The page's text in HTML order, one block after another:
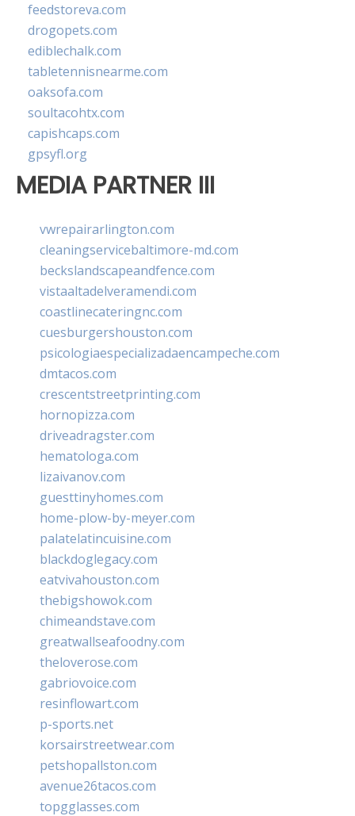
feedstoreva.com
drogopets.com
ediblechalk.com
tabletennisnearme.com
oaksofa.com
soultacohtx.com
capishcaps.com
gpsyfl.org
MEDIA PARTNER III
vwrepairarlington.com
cleaningservicebaltimore-md.com
beckslandscapeandfence.com
vistaaltadelveramendi.com
coastlinecateringnc.com
cuesburgershouston.com
psicologiaespecializadaencampeche.com
dmtacos.com
crescentstreetprinting.com
hornopizza.com
driveadragster.com
hematologa.com
lizaivanov.com
guesttinyhomes.com
home-plow-by-meyer.com
palatelatincuisine.com
blackdoglegacy.com
eatvivahouston.com
thebigshowok.com
chimeandstave.com
greatwallseafoodny.com
theloverose.com
gabriovoice.com
resinflowart.com
p-sports.net
korsairstreetwear.com
petshopallston.com
avenue26tacos.com
topgglasses.com